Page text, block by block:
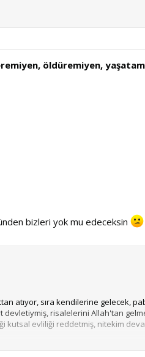
öldüremiyen,
bizleri yok mu edeceksin
atıyor, sıra kendilerine gelecek,
devletiymiş, risalelerini Allah'tan
kutsal evliliği reddetmiş, nitekim